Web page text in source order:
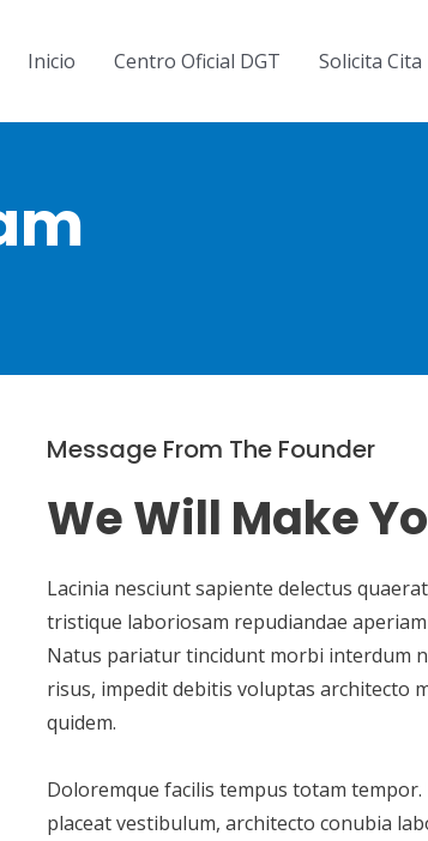
Inicio Centro Oficial DGT Solicita Cita
Message From The Founder
We Will Make
Lacinia nesciunt sapiente delectus
tristique laboriosam repudiandae
Natus pariatur tincidunt morbi interdum
risus, impedit debitis voluptas architecto
quidem.
Doloremque facilis tempus totam
placeat vestibulum, architecto conubia